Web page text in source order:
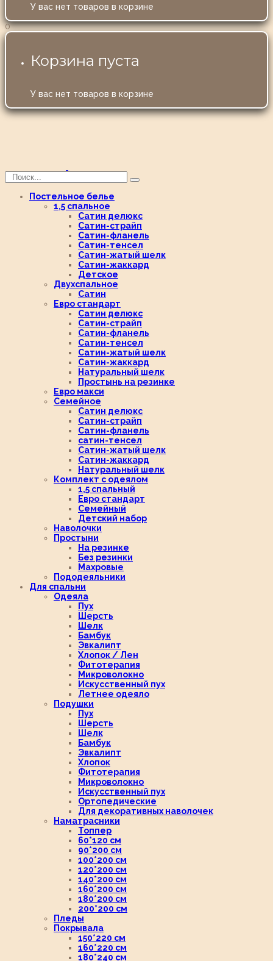
У вас нет товаров в корзине
0
Корзина пуста
У вас нет товаров в корзине
Постельное белье
1,5 спальное
Сатин делюкс
Сатин-страйп
Сатин-фланель
Сатин-тенсел
Сатин-жатый шелк
Сатин-жаккард
Детское
Двухспальное
Сатин
Евро стандарт
Сатин делюкс
Сатин-страйп
Сатин-фланель
Сатин-тенсел
Сатин-жатый шелк
Сатин-жаккард
Натуральный шелк
Простынь на резинке
Евро макси
Семейное
Сатин делюкс
Сатин-страйп
Сатин-фланель
сатин-тенсел
Сатин-жатый шелк
Сатин-жаккард
Натуральный шелк
Комплект с одеялом
1,5 спальный
Евро стандарт
Семейный
Детский набор
Наволочки
Простыни
На резинке
Без резинки
Махровые
Пододеяльники
Для спальни
Одеяла
Пух
Шерсть
Шелк
Бамбук
Эвкалипт
Хлопок / Лен
Фитотерапия
Микроволокно
Искусственный пух
Летнее одеяло
Подушки
Пух
Шерсть
Шелк
Бамбук
Эвкалипт
Хлопок
Фитотерапия
Микроволокно
Искусственный пух
Ортопедические
Для декоративных наволочек
Наматрасники
Топпер
60*120 см
90*200 см
100*200 см
120*200 см
140*200 см
160*200 см
180*200 см
200*200 см
Пледы
Покрывала
150*220 см
160*220 см
180*240 см